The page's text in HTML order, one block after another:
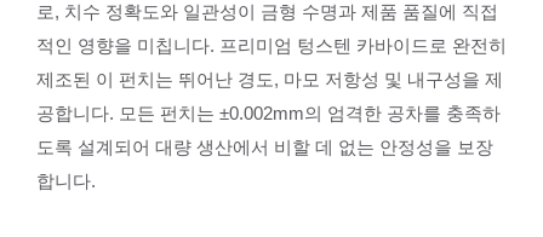
로, 치수 정확도와 일관성이 금형 수명과 제품 품질에 직접
적인 영향을 미칩니다. 프리미엄 텅스텐 카바이드로 완전히
제조된 이 펀치는 뛰어난 경도, 마모 저항성 및 내구성을 제
공합니다. 모든 펀치는 ±0.002mm의 엄격한 공차를 충족하
도록 설계되어 대량 생산에서 비할 데 없는 안정성을 보장
합니다.